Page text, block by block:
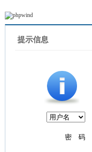
提示信息
密 码